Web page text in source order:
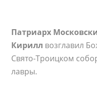
Патриарх
Кирилл возглавил
Свято-Троицком
лавры.